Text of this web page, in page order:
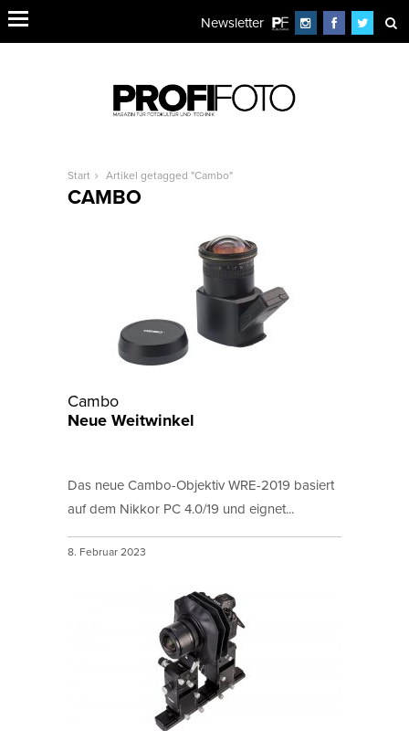
Newsletter
Start Artikel getagged "Cambo"
CAMBO
Cambo
Neue Weitwinkel
Das neue Cambo-Objektiv WRE-2019 basiert
auf dem Nikkor PC 4.0/19 und eignet...
8. Februar 2023